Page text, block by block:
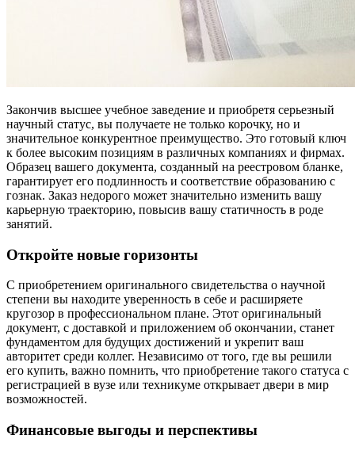
Закончив высшее учебное заведение и приобретя серьезный
научный статус, вы получаете не только корочку, но и
значительное конкурентное преимущество. Это готовый ключ
к более высоким позициям в различных компаниях и фирмах.
Образец вашего документа, созданный на реестровом бланке,
гарантирует его подлинность и соответствие образованию с
гознак. Заказ недорого может значительно изменить вашу
карьерную траекторию, повысив вашу статичность в роде
занятий.
Откройте новые горизонты
С приобретением оригинального свидетельства о научной
степени вы находите уверенность в себе и расширяете
кругозор в профессиональном плане. Этот оригинальный
документ, с доставкой и приложением об окончании, станет
фундаментом для будущих достижений и укрепит ваш
авторитет среди коллег. Независимо от того, где вы решили
его купить, важно помнить, что приобретение такого статуса с
регистрацией в вузе или техникуме открывает двери в мир
возможностей.
Финансовые выгоды и перспективы